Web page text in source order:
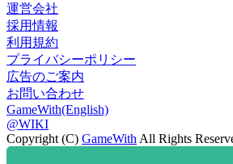
運営会社
採用情報
利用規約
プライバシーポリシー
広告のご案内
お問い合わせ
GameWith(English)
@WIKI
Copyright (C) GameWith All Rights